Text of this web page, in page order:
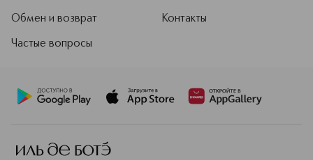
Обмен и возврат
Частые вопросы
Контакты